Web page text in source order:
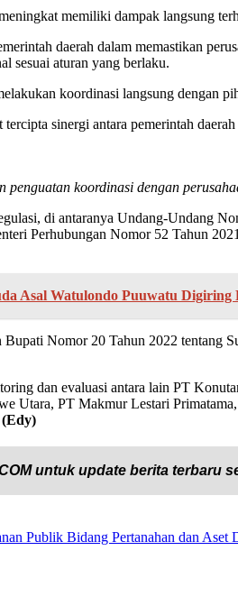
memiliki dampak langsung
daerah dalam memastikan
sesuai aturan yang berlaku.
koordinasi langsung dengan
sinergi antara pemerintah
koordinasi dengan
di antaranya Undang-Undang
Perhubungan Nomor 52 Tahun
Asal Watulondo Puuwatu Digiring
Nomor 20 Tahun 2022 tentang
dan evaluasi antara lain PT
Utara, PT Makmur Lestari
(Edy)
untuk update berita terbaru
Publik Bidang Pertanahan dan Aset